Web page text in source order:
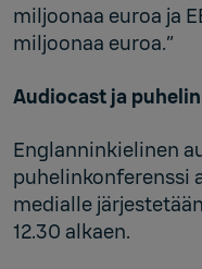
miljoonaa euroa ja
miljoonaa euroa.”
Audiocast ja
Englanninkielinen
puhelinkonferenssi
medialle
12.30 alkaen.